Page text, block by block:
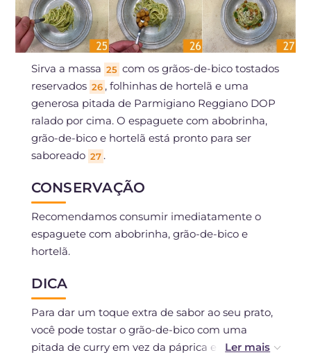
Sirva a massa 25 com os grãos-de-bico tostados
reservados 26 , folhinhas de hortelã e uma
generosa pitada de Parmigiano Reggiano DOP
ralado por cima. O espaguete com abobrinha,
grão-de-bico e hortelã está pronto para ser
saboreado 27 .
CONSERVAÇÃO
Recomendamos consumir imediatamente o
espaguete com abobrinha, grão-de-bico e
hortelã.
DICA
Para dar um toque extra de sabor ao seu prato,
você pode tostar o grão-de-bico com uma
pitada de curry em vez da páprica e adicionar